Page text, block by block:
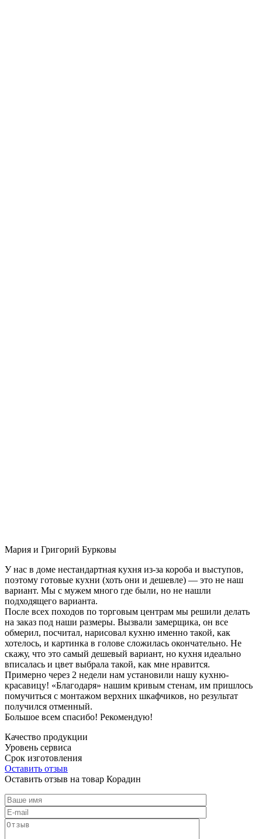
Мария и Григорий Бурковы
У нас в доме нестандартная кухня из-за короба и выступов,
поэтому готовые кухни (хоть они и дешевле) — это не наш
вариант. Мы с мужем много где были, но не нашли
подходящего варианта.
После всех походов по торговым центрам мы решили делать
на заказ под наши размеры. Вызвали замерщика, он все
обмерил, посчитал, нарисовал кухню именно такой, как
хотелось, и картинка в голове сложилась окончательно. Не
скажу, что это самый дешевый вариант, но кухня идеально
вписалась и цвет выбрала такой, как мне нравится.
Примерно через 2 недели нам установили нашу кухню-
красавицу! «Благодаря» нашим кривым стенам, им пришлось
помучиться с монтажом верхних шкафчиков, но результат
получился отменный.
Большое всем спасибо! Рекомендую!
Качество продукции
Уровень сервиса
Срок изготовления
Оставить отзыв
Оставить отзыв на товар Корадин